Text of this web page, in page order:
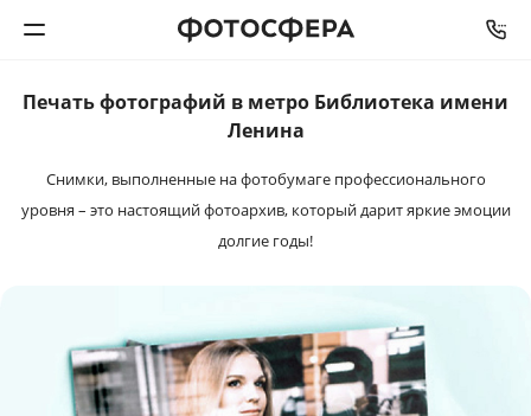
Печать фото
Фотокниги
Фотоподарки
Печать фотографий в метро Библиотека имени
Ленина
Снимки, выполненные на фотобумаге профессионального
уровня – это настоящий фотоархив, который дарит яркие эмоции
долгие годы!